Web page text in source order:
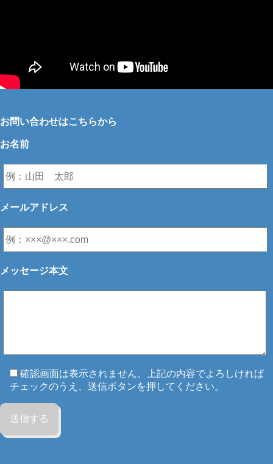
お問い合わせはこちらから
お名前
メールアドレス
メッセージ本文
確認画面は表示されません。上記の内容でよろしければ
チェックのうえ、送信ボタンを押してください。